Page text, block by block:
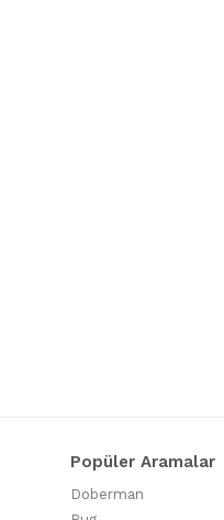
Popüler Aramalar
Doberman